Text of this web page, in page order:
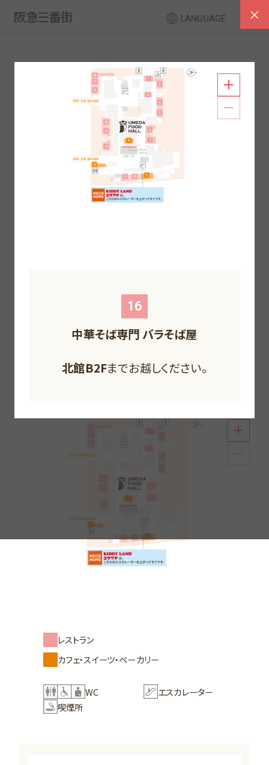
LANGUAGE
フロアガイド
北館
北館B2F
個性溢れる5つの空間で美味しいを叶えるフードホー
レストラン
カフェ・スイーツ・ベーカリー
WC
エスカレーター
喫煙所
南館1Fまでお越しください。
南館1Fまでお越しください。
南館1Fまでお越しください。
北館B2Fまでお越しください。
北館1Fまでお越しください。
北館B1Fまでお越しください。
16
中華そば専門 バラそば屋
北館B2Fまでお越しください。